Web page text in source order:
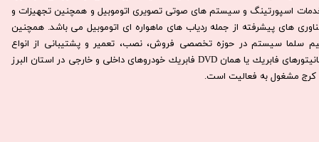
اسپورتینگ و سیستم های صوتی تصویری اتوموبیل و همچنین تجهیزات و
های پیشرفته از جمله ردیاب های ماهواره ای اتوموبیل می باشد. همچنين
سلما سيستم در حوزه تخصصی فروش، نصب، تعمير و پشتيبانی از انواع
مانيتورهای فابريك يا همان DVD فابريك خودروهای داخلی و خارجی در استان البرز
كرج مشغول به فعاليت است.​​​​​​​